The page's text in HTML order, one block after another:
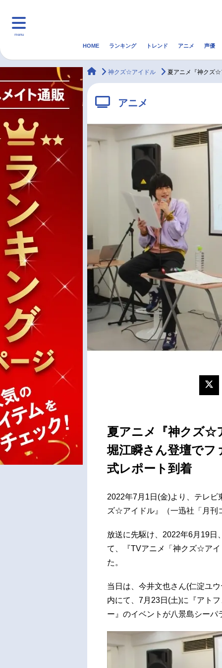
menu
マンガ・ラノベ ゲーム・アプリ
最新記事一覧
アニメ記事一覧
HOME ランキング トレンド アニメ 声優
animateTimes
神クズ☆アイドル 夏アニメ『神クズ☆
アニメ
夏アニメ『神クズ☆
堀江瞬さん登壇で
式レポート到着
2022年7月1日(金)より、テレ
ズ☆アイドル』（一迅社「月刊
放送に先駆け、2022年6月19日
て、『TVアニメ「神クズ☆ア
た。
当日は、今井文也さん(仁淀ユ
内にて、7月23日(土)に『アト
ー』のイベントが八景島シー